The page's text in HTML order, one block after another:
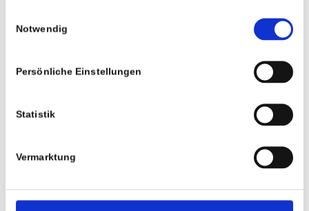
Selection
Notwendig
Persönliche Einstellungen
Statistik
Vermarktung
Impressum